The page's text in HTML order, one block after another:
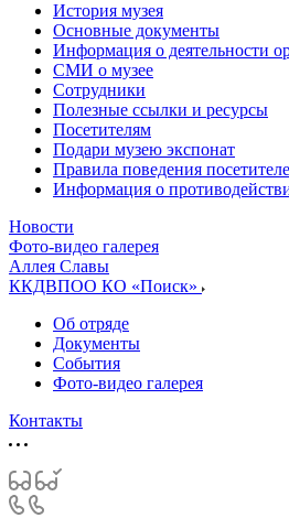
История музея
Основные документы
Информация о деятельности
СМИ о музее
Сотрудники
Полезные ссылки и ресурсы
Посетителям
Подари музею экспонат
Правила поведения
Информация о
Новости
Фото-видео галерея
Аллея Славы
ККДВПОО КО «Поиск»
Об отряде
Документы
События
Фото-видео галерея
Контакты